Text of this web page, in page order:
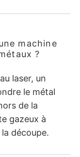
machine
?
laser, un
le métal
de la
gazeux à
découpe.